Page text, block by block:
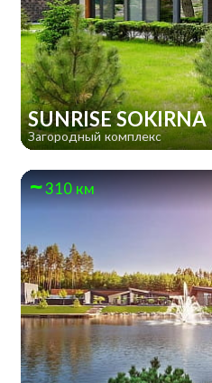
SUNRISE SOKIRNA
Загородный комплекс
310 км